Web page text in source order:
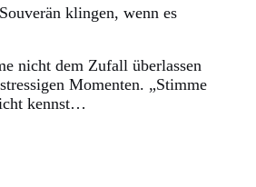
klingen, wenn es
nicht dem Zufall überlassen
Momenten. „Stimme
kennst…